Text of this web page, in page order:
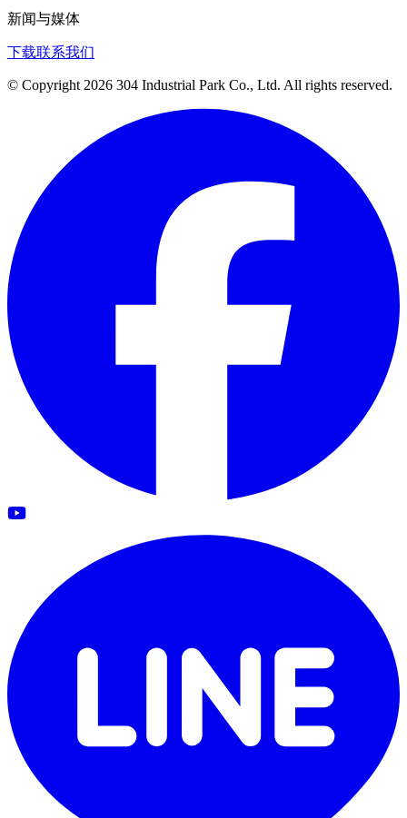
新闻与媒体
下载联系我们
© Copyright 2026 304 Industrial Park Co., Ltd. All rights reserved.